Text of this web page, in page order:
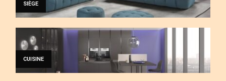
SIÈGE
CUISINE